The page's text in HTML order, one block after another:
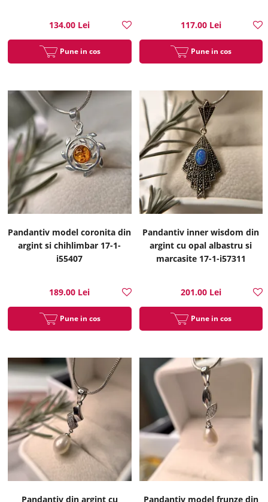
134.00 Lei
Pune in cos
117.00 Lei
Pune in cos
Pandantiv model coronita din
argint si chihlimbar 17-1-
i55407
189.00 Lei
Pune in cos
Pandantiv inner wisdom din
argint cu opal albastru si
marcasite 17-1-i57311
201.00 Lei
Pune in cos
Pandantiv din argint cu Pandantiv model frunze din